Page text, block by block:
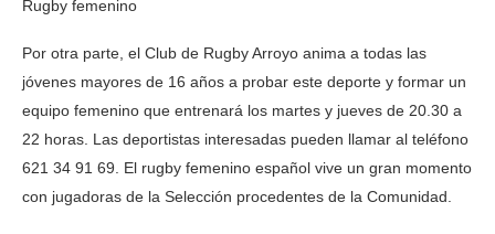
Rugby femenino
Por otra parte, el Club de Rugby Arroyo anima a todas las
jóvenes mayores de 16 años a probar este deporte y formar un
equipo femenino que entrenará los martes y jueves de 20.30 a
22 horas. Las deportistas interesadas pueden llamar al teléfono
621 34 91 69. El rugby femenino español vive un gran momento
con jugadoras de la Selección procedentes de la Comunidad.